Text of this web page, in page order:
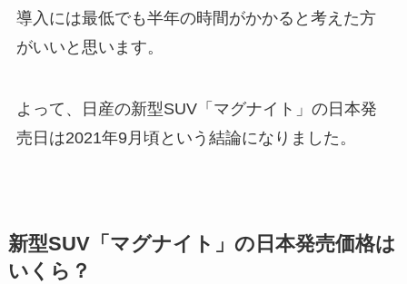
導入には最低でも半年の時間がかかると考えた方
がいいと思います。
よって、日産の新型SUV「マグナイト」の日本発
売日は2021年9月頃という結論になりました。
新型SUV「マグナイト」の日本発売価格は
いくら？